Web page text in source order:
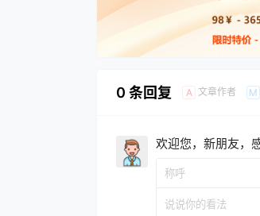
0 条回复 A 文章作者 M
欢迎您，新朋友，